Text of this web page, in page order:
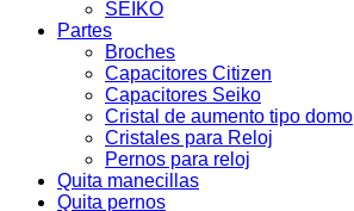
SEIKO
Partes
Broches
Capacitores Citizen
Capacitores Seiko
Cristal de aumento tipo domo
Cristales para Reloj
Pernos para reloj
Quita manecillas
Quita pernos